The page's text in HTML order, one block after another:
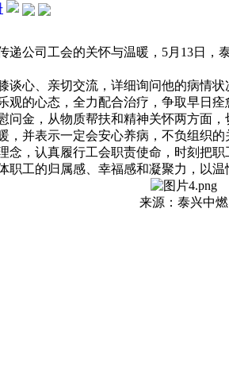
司工会的关怀与温暖，5月13日，
心、亲切交流，详细询问他的病情状
的心态，全力配合治疗，争取早日痊
金，从物质帮扶和精神关怀两方面，
并表示一定会安心养病，不负组织的
，认真履行工会职责使命，时刻把职
工的归属感、幸福感和凝聚力，以
来源：泰兴中燃